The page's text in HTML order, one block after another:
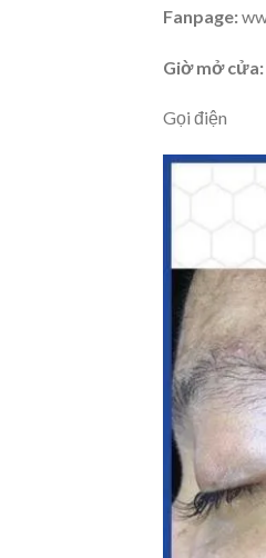
Fanpage:
Giờ mở cửa:
Gọi điện